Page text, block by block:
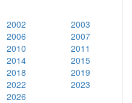
2002
2003
2006
2007
2010
2011
2014
2015
2018
2019
2022
2023
2026